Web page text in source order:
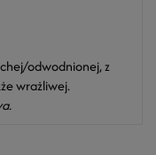
odwodnionej, z
wrażliwej.